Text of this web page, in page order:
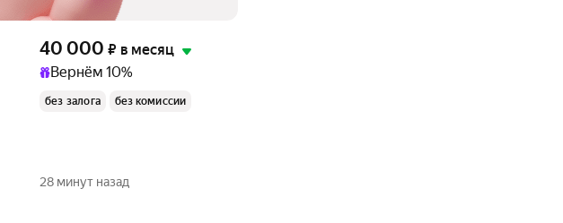
40 000 ₽ в месяц
Вернём 10%
без залога без комиссии
28 минут назад